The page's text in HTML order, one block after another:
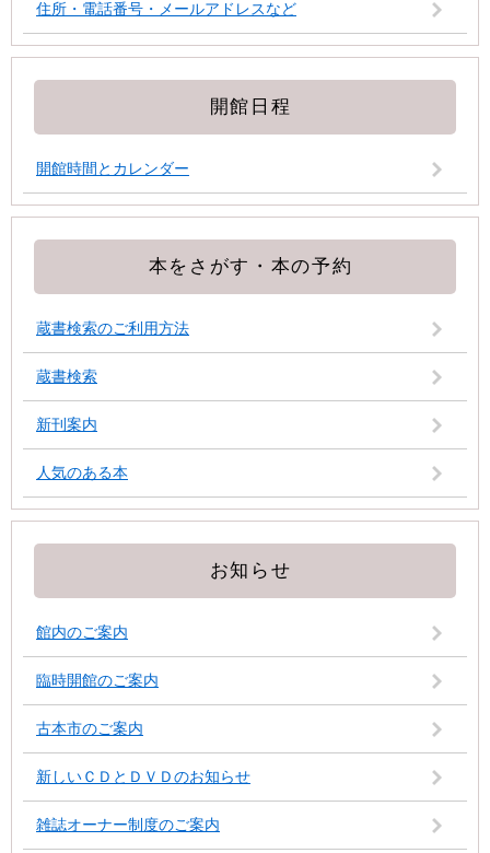
住所・電話番号・メールアドレスなど
開館日程
開館時間とカレンダー
本をさがす・本の予約
蔵書検索のご利用方法
蔵書検索
新刊案内
人気のある本
お知らせ
館内のご案内
臨時開館のご案内
古本市のご案内
新しいＣＤとＤＶＤのお知らせ
雑誌オーナー制度のご案内